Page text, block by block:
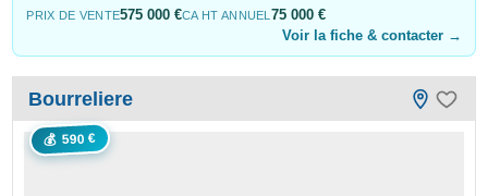
PRIX DE VENTE575 000 €CA HT ANNUEL 75 000 €
Voir la fiche & contacter →
💰 590 €
Bourreliere